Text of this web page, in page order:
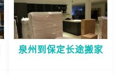
泉州到保定长途搬家